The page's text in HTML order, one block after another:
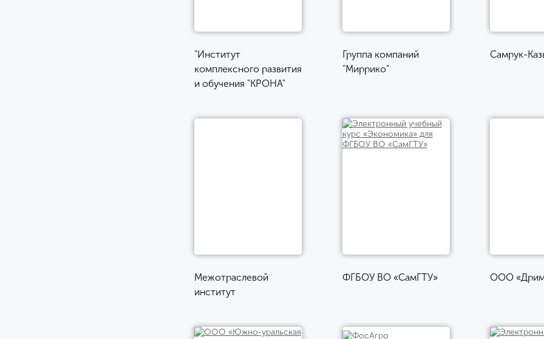
"Институт
комплексного развития
и обучения "КРОНА"
Группа компаний
"Миррико"
Самрук-
Межотраслевой
институт
ФГБОУ ВО «СамГТУ» ООО